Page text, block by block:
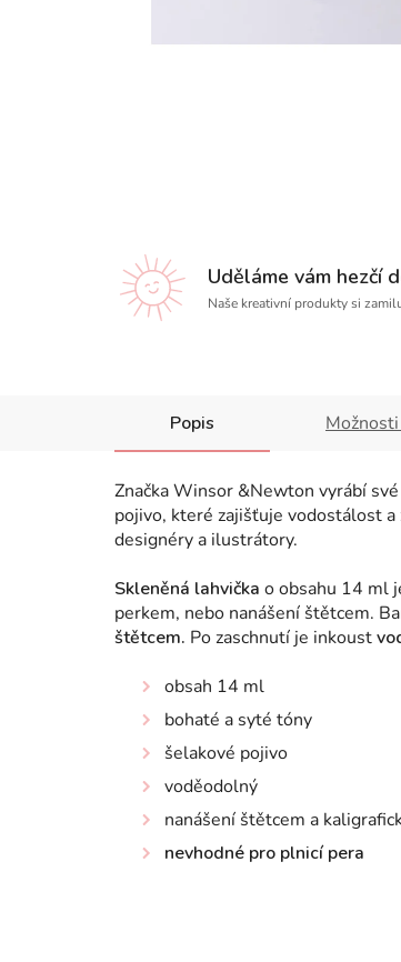
Uděláme vám hezčí
Naše kreativní produkty si
Popis
Značka Winsor &Newton vyrábí
pojivo, které zajišťuje vodostálost
designéry a ilustrátory.
Skleněná lahvička o obsahu 14 ml
perkem, nebo nanášení štětcem.
štětcem. Po zaschnutí je inkoust
obsah 14 ml
bohaté a syté tóny
šelakové pojivo
voděodolný
nanášení štětcem a
nevhodné pro plnicí pera